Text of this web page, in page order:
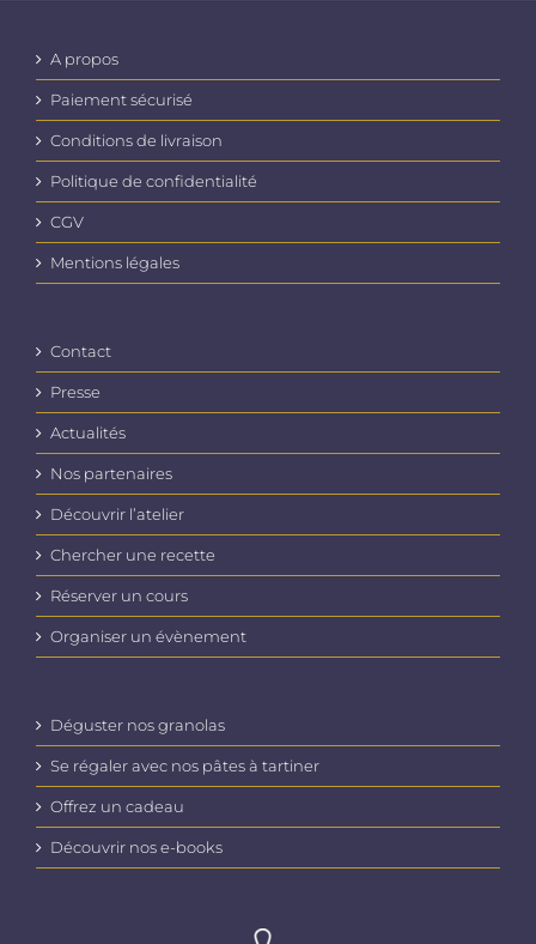
A propos
Paiement sécurisé
Conditions de livraison
Politique de confidentialité
CGV
Mentions légales
Contact
Presse
Actualités
Nos partenaires
Découvrir l’atelier
Chercher une recette
Réserver un cours
Organiser un évènement
Déguster nos granolas
Se régaler avec nos pâtes à tartiner
Offrez un cadeau
Découvrir nos e-books